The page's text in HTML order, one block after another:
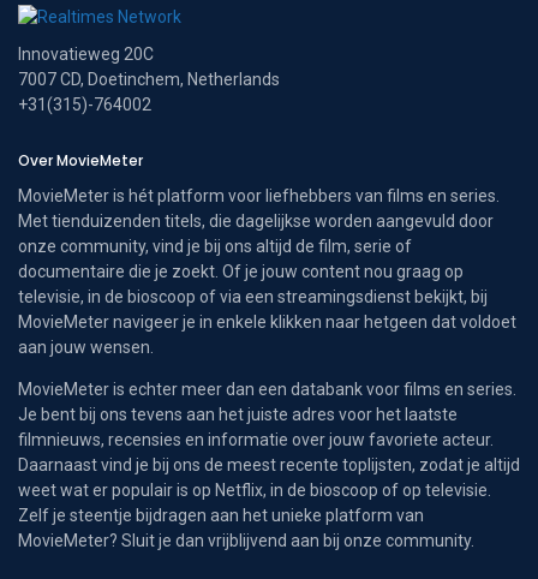
Innovatieweg 20C
7007 CD, Doetinchem, Netherlands
+31(315)-764002
Over MovieMeter
MovieMeter is hét platform voor liefhebbers van films en series.
Met tienduizenden titels, die dagelijkse worden aangevuld door
onze community, vind je bij ons altijd de film, serie of
documentaire die je zoekt. Of je jouw content nou graag op
televisie, in de bioscoop of via een streamingsdienst bekijkt, bij
MovieMeter navigeer je in enkele klikken naar hetgeen dat voldoet
aan jouw wensen.
MovieMeter is echter meer dan een databank voor films en series.
Je bent bij ons tevens aan het juiste adres voor het laatste
filmnieuws, recensies en informatie over jouw favoriete acteur.
Daarnaast vind je bij ons de meest recente toplijsten, zodat je altijd
weet wat er populair is op Netflix, in de bioscoop of op televisie.
Zelf je steentje bijdragen aan het unieke platform van
MovieMeter? Sluit je dan vrijblijvend aan bij onze community.